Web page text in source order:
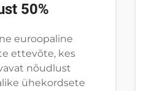
50%
euroopaline
ettevõte, kes
nõudlust
ühekordsete